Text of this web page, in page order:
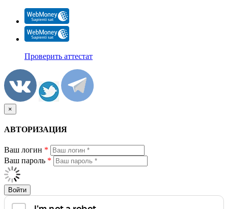
Проверить аттестат
×
АВТОРИЗАЦИЯ
Ваш логин *
Ваш пароль *
Войти